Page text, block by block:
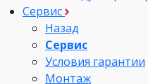
Сервис
Назад
Сервис
Условия гарантии
Монтаж